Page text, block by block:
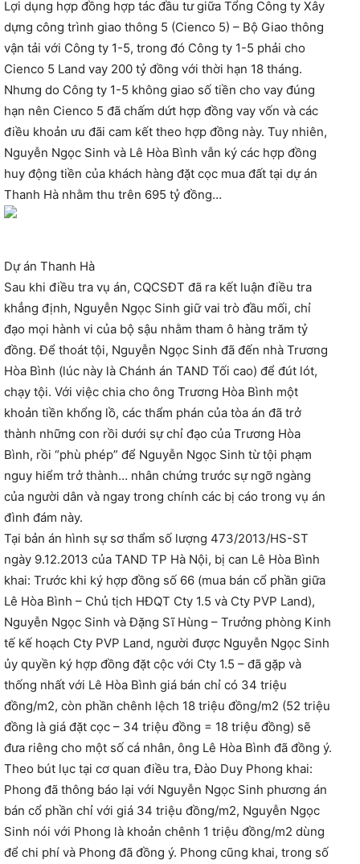
Lợi dụng hợp đồng hợp tác đầu tư giữa Tổng Công ty Xây
dựng công trình giao thông 5 (Cienco 5) – Bộ Giao thông
vận tải với Công ty 1-5, trong đó Công ty 1-5 phải cho
Cienco 5 Land vay 200 tỷ đồng với thời hạn 18 tháng.
Nhưng do Công ty 1-5 không giao số tiền cho vay đúng
hạn nên Cienco 5 đã chấm dứt hợp đồng vay vốn và các
điều khoản ưu đãi cam kết theo hợp đồng này. Tuy nhiên,
Nguyễn Ngọc Sinh và Lê Hòa Bình vẫn ký các hợp đồng
huy động tiền của khách hàng đặt cọc mua đất tại dự án
Thanh Hà nhằm thu trên 695 tỷ đồng…
​Dự án Thanh Hà
Sau khi điều tra vụ án, CQCSĐT đã ra kết luận điều tra
khẳng định, Nguyễn Ngọc Sinh giữ vai trò đầu mối, chỉ
đạo mọi hành vi của bộ sậu nhằm tham ô hàng trăm tỷ
đồng. Để thoát tội, Nguyễn Ngọc Sinh đã đến nhà Trương
Hòa Bình (lúc này là Chánh án TAND Tối cao) để đút lót,
chạy tội. Với việc chia cho ông Trương Hòa Bình một
khoản tiền khổng lồ, các thẩm phán của tòa án đã trở
thành những con rồi dưới sự chỉ đạo của Trương Hòa
Bình, rồi “phù phép” để Nguyễn Ngọc Sinh từ tội phạm
nguy hiểm trở thành… nhân chứng trước sự ngỡ ngàng
của người dân và ngay trong chính các bị cáo trong vụ án
đình đám này.
Tại bản án hình sự sơ thẩm số lượng 473/2013/HS-ST
ngày 9.12.2013 của TAND TP Hà Nội, bị can Lê Hòa Bình
khai: Trước khi ký hợp đồng số 66 (mua bán cổ phần giữa
Lê Hòa Bình – Chủ tịch HĐQT Cty 1.5 và Cty PVP Land),
Nguyễn Ngọc Sinh và Đặng Sĩ Hùng – Trưởng phòng Kinh
tế kế hoạch Cty PVP Land, người được Nguyễn Ngọc Sinh
ủy quyền ký hợp đồng đặt cộc với Cty 1.5 – đã gặp và
thống nhất với Lê Hòa Bình giá bán chỉ có 34 triệu
đồng/m2, còn phần chênh lệch 18 triệu đồng/m2 (52 triệu
đồng là giá đặt cọc – 34 triệu đồng = 18 triệu đồng) sẽ
đưa riêng cho một số cá nhân, ông Lê Hòa Bình đã đồng ý.
Theo bút lục tại cơ quan điều tra, Đào Duy Phong khai:
Phong đã thông báo lại với Nguyễn Ngọc Sinh phương án
bán cổ phần chỉ với giá 34 triệu đồng/m2, Nguyễn Ngọc
Sinh nói với Phong là khoản chênh 1 triệu đồng/m2 dùng
để chi phí và Phong đã đồng ý. Phong cũng khai, trong số